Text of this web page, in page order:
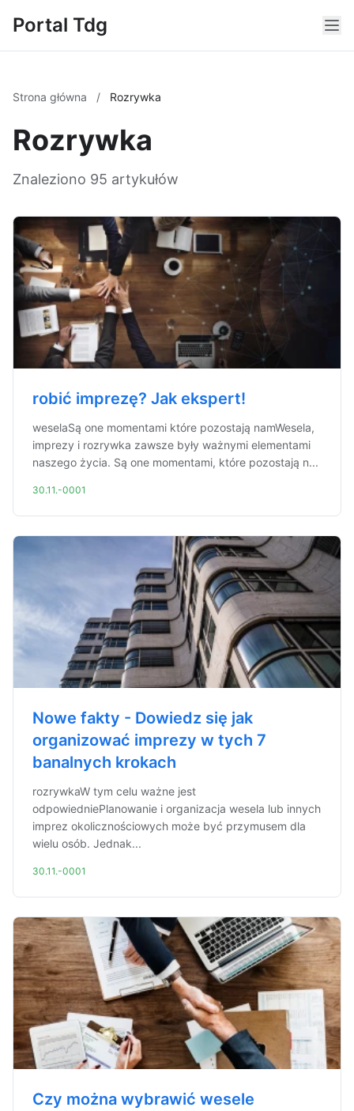
Portal Tdg
Strona główna / Rozrywka
Rozrywka
Znaleziono 95 artykułów
robić imprezę? Jak ekspert!
weselaSą one momentami które pozostają namWesela,
imprezy i rozrywka zawsze były ważnymi elementami
naszego życia. Są one momentami, które pozostają n...
30.11.-0001
Nowe fakty - Dowiedz się jak
organizować imprezy w tych 7
banalnych krokach
rozrywkaW tym celu ważne jest
odpowiedniePlanowanie i organizacja wesela lub innych
imprez okolicznościowych może być przymusem dla
wielu osób. Jednak...
30.11.-0001
Czy można wybrawić wesele